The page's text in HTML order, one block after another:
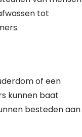
tot
of een
kunnen baat
besteden aan